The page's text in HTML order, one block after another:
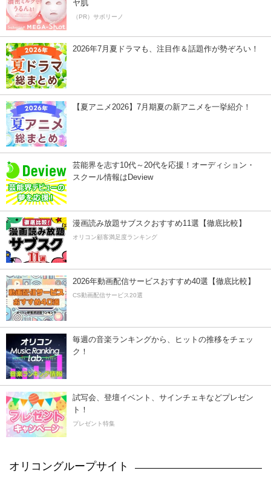
ヤ肌
（PR）サボリーノ
2026年7月夏ドラマも、注目作＆話題作が勢ぞろい！
【夏アニメ2026】7月期夏の新アニメを一挙紹介！
芸能界を志す10代～20代を応援！オーディション・
スクール情報はDeview
漫画読み放題サブスクおすすめ11選【徹底比較】
オリコン顧客満足度ランキング
2026年動画配信サービスおすすめ40選【徹底比較】
CS動画配信サービス20選
毎週の音楽ランキングから、ヒットの推移をチェッ
ク！
試写会、登壇イベント、サインチェキなどプレゼン
ト！
プレゼント特集
オリコングループサイト